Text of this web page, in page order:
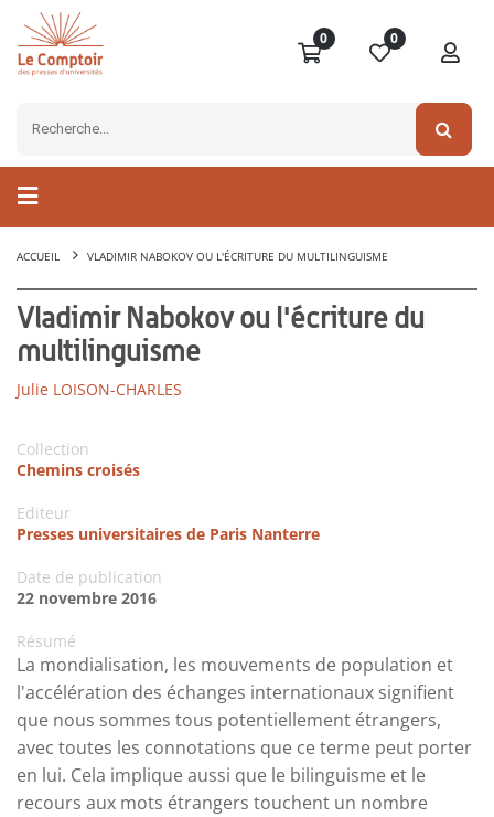
0 0
ACCUEIL VLADIMIR NABOKOV OU L'ÉCRITURE DU MULTILINGUISME
Vladimir Nabokov ou l'écriture du
multilinguisme
Julie LOISON-CHARLES
Collection
Chemins croisés
Editeur
Presses universitaires de Paris Nanterre
Date de publication
22 novembre 2016
Résumé
La mondialisation, les mouvements de population et
l'accélération des échanges internationaux signifient
que nous sommes tous potentiellement étrangers,
avec toutes les connotations que ce terme peut porter
en lui. Cela implique aussi que le bilinguisme et le
recours aux mots étrangers touchent un nombre